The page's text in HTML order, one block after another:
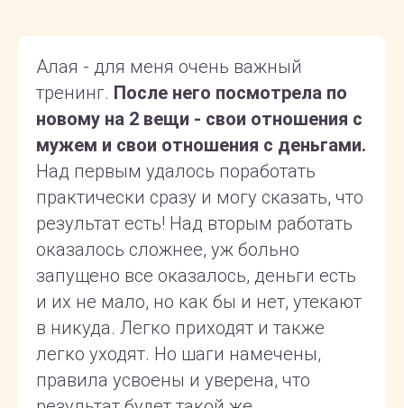
Алая - для меня очень важный
тренинг. После него посмотрела по
новому на 2 вещи - свои отношения с
мужем и свои отношения с деньгами.
Над первым удалось поработать
практически сразу и могу сказать, что
результат есть! Над вторым работать
оказалось сложнее, уж больно
запущено все оказалось, деньги есть
и их не мало, но как бы и нет, утекают
в никуда. Легко приходят и также
легко уходят. Но шаги намечены,
правила усвоены и уверена, что